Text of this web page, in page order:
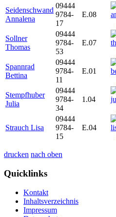
Seidenschwand
Annalena
09444
9784-
17
E.08
Sollner
Thomas
09444
9784-
53
E.07
Spannrad
Bettina
09444
9784-
11
E.01
Stempfhuber
Julia
09444
9784-
34
1.04
Strauch Lisa
09444
9784-
15
E.04
drucken nach oben
Quicklinks
Kontakt
Inhaltsverzeichnis
Impressum